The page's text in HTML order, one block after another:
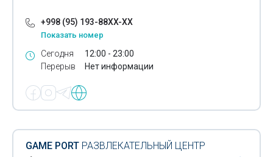
Спа процедуры
Спа-салоны
Спорт-бары
Сушибары
Фаст-фуд
+998 (95) 193-88XX-XX
Показать номер
Сегодня
Перерыв
12:00 - 23:00
Нет информации
GAME PORT РАЗВЛЕКАТЕЛЬНЫЙ ЦЕНТР